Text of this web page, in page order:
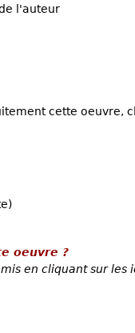
l'auteur
cette oeuvre,
oeuvre ?
en cliquant sur les